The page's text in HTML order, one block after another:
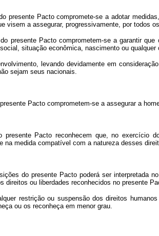
presente Pacto compromete-se a adotar
visem a assegurar, progressivamente, por todos
presente Pacto comprometem-se a garantir
situação econômica, nascimento ou qualquer
levando devidamente em
sejam seus nacionais.
Pacto comprometem-se a assegurar a
presente Pacto reconhecem que, no exercício
na medida compatível com a natureza desses
do presente Pacto poderá ser interpretada
direitos ou liberdades reconhecidos no presente
restrição ou suspensão dos direitos
ou os reconheça em menor grau.